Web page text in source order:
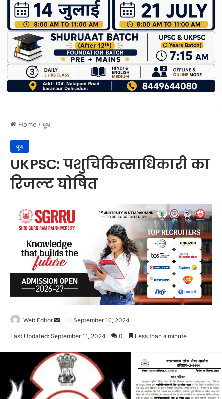
Home /यूथ
यूथ
UKPSC: पशुचिकित्साधिकारी का
रिजल्ट घोषित
Web Editor
d
a
n
e
September 10, 2024
Last Updated: September 11, 2024 0 Less than a minute